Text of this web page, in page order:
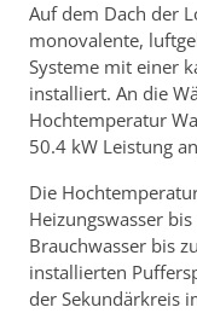
Auf dem Dach der
monovalente,
Systeme mit einer
installiert. An die
Hochtemperatur
50.4 kW Leistung
Die
Heizungswasser
Brauchwasser bis
installierten
der Sekundärkreis